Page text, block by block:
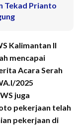
Tekad Prianto
Kalimantan II
mencapai
Acara Serah
2025
juga
pekerjaan telah
pekerjaan di